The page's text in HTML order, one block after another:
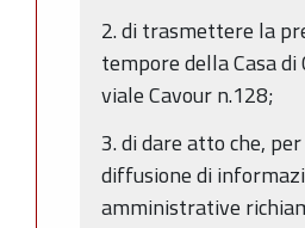
2. di trasmettere la
tempore della Casa di
viale Cavour n.128;
3. di dare atto che,
diffusione di
amministrative